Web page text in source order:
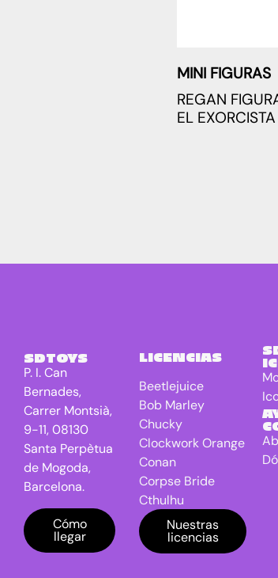
MINI FIGURAS
REGAN
EL EXORCISTA
SDTOYS
P. I. Can
Bernades,
Carrer Montsià,
9-11, 08130
Santa Perpètua
de Mogoda,
Barcelona.
Cómo
llegar
LICENCIAS
Beetlejuice
Bob Marley
Chucky
Clockwork Orange
Conan
Corpse Bride
Cthulhu
DC Universe
Batman
Dragon Ball
Nuestras
licencias